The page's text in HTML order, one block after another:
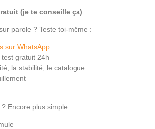
(je te conseille ça)
parole ? Teste toi-même :
sur WhatsApp
gratuit 24h
la stabilité, le catalogue
? Encore plus simple :